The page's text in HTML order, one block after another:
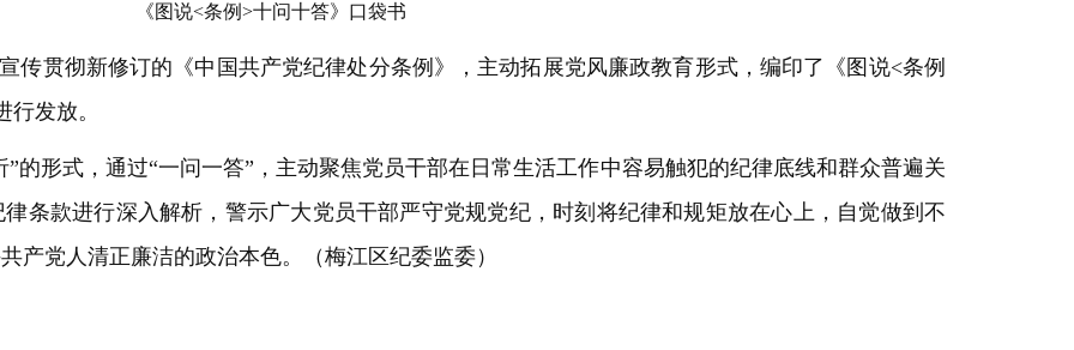
《图说<条例>十问十答》口袋书
传贯彻新修订的《中国共产党纪律处分条例》，主动拓展党风廉政教育形式，编印了《图说<条例
发放。
的形式，通过“一问一答”，主动聚焦党员干部在日常生活工作中容易触犯的纪律底线和群众普遍关
条款进行深入解析，警示广大党员干部严守党规党纪，时刻将纪律和规矩放在心上，自觉做到不
产党人清正廉洁的政治本色。（梅江区纪委监委）